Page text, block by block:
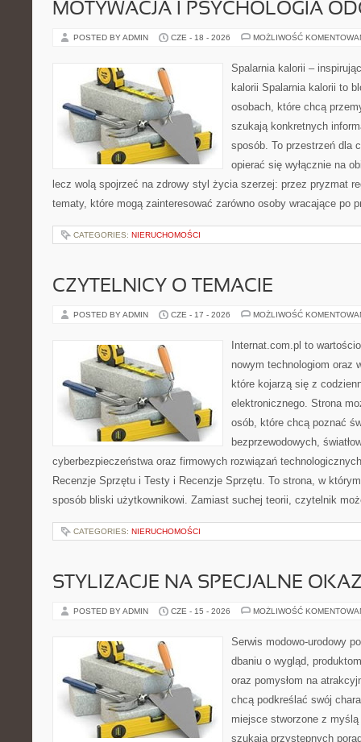
MOTYWACJA I PSYCHOLOGIA
POSTED BY ADMIN CZE - 18 - 2026 MOŻLIWOŚĆ
Spalarnia kalorii –
kalorii Spalarnia kalorii to
osobach, które chcą
szukają konkretnych
sposób. To przestrzeń dla
opierać się wyłącznie na
lecz wolą spojrzeć na zdrowy styl życia szerzej: przez pryzmat
tematy, które mogą zainteresować zarówno osoby wracające po
CATEGORIES: NIERUCHOMOŚCI
CZYTELNICY O TEMACIE
POSTED BY ADMIN CZE - 17 - 2026 MOŻLIWOŚĆ
Internat.com.pl to
nowym technologiom oraz
które kojarzą się z
elektronicznego. Strona
osób, które chcą poznać
bezprzewodowych,
cyberbezpieczeństwa oraz firmowych rozwiązań
Recenzje Sprzętu i Testy i Recenzje Sprzętu. To strona, w
sposób bliski użytkownikowi. Zamiast suchej teorii, czytelnik
CATEGORIES: NIERUCHOMOŚCI
STYLIZACJE NA SPECJALNE
POSTED BY ADMIN CZE - 15 - 2026 MOŻLIWOŚĆ
Serwis modowo-urodowy
dbaniu o wygląd,
oraz pomysłom na
chcą podkreślać swój
miejsce stworzone z
szukają przystępnych